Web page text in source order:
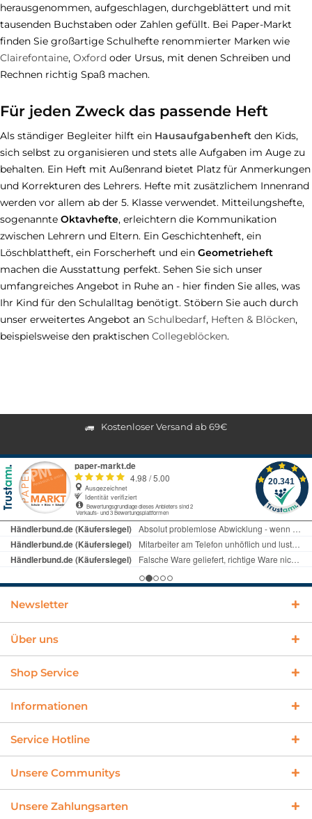
herausgenommen, aufgeschlagen, durchgeblättert und mit
tausenden Buchstaben oder Zahlen gefüllt. Bei Paper-Markt
finden Sie großartige Schulhefte renommierter Marken wie
Clairefontaine, Oxford oder Ursus, mit denen Schreiben und
Rechnen richtig Spaß machen.
Für jeden Zweck das passende Heft
Als ständiger Begleiter hilft ein Hausaufgabenheft den Kids,
sich selbst zu organisieren und stets alle Aufgaben im Auge zu
behalten. Ein Heft mit Außenrand bietet Platz für Anmerkungen
und Korrekturen des Lehrers. Hefte mit zusätzlichem Innenrand
werden vor allem ab der 5. Klasse verwendet. Mitteilungshefte,
sogenannte Oktavhefte, erleichtern die Kommunikation
zwischen Lehrern und Eltern. Ein Geschichtenheft, ein
Löschblattheft, ein Forscherheft und ein Geometrieheft
machen die Ausstattung perfekt. Sehen Sie sich unser
umfangreiches Angebot in Ruhe an - hier finden Sie alles, was
Ihr Kind für den Schulalltag benötigt. Stöbern Sie auch durch
unser erweitertes Angebot an Schulbedarf, Heften & Blöcken,
beispielsweise den praktischen Collegeblöcken.
Kostenloser Versand ab 69€
Newsletter
Über uns
Shop Service
Informationen
Service Hotline
Unsere Communitys
Unsere Zahlungsarten